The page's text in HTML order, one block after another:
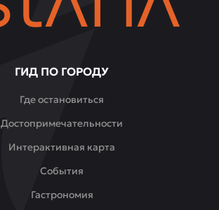
наслаждаются
настоящей
в
и
гармонии.
ГИД ПО ГОРОДУ
Где остановиться
Достопримечательности
Интерактивная карта
События
Гастрономия